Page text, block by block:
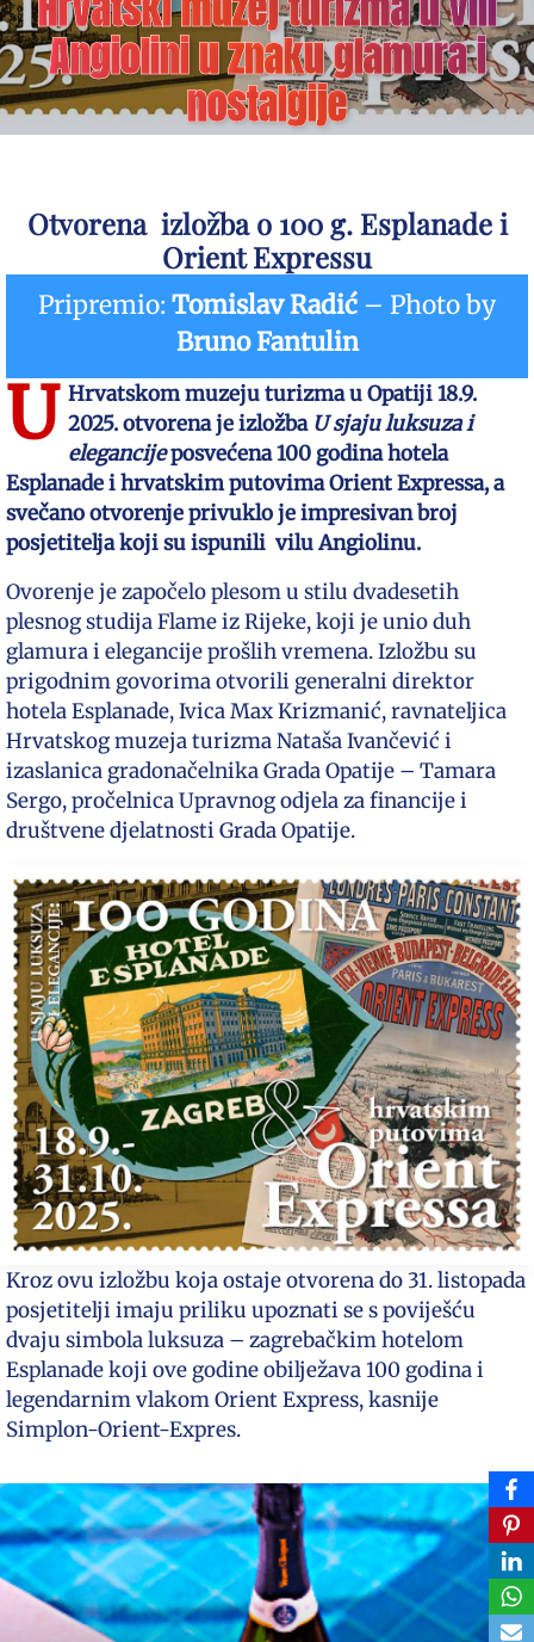
Angiolini u znaku glamura i
nostalgije
Otvorena izložba o 100 g. Esplanade i
Orient Expressu
Pripremio: Tomislav Radić – Photo by
Bruno Fantulin
U Hrvatskom muzeju turizma u Opatiji 18.9.
2025. otvorena je izložba U sjaju luksuza i
elegancijeposvećena 100 godina hotela
Esplanade i hrvatskim putovima Orient Expressa, a
svečano otvorenje privuklo je impresivan broj
posjetitelja koji su ispunili vilu Angiolinu.
Ovorenje je započelo plesom u stilu dvadesetih
plesnog studija Flame iz Rijeke, koji je unio duh
glamura i elegancije prošlih vremena. Izložbu su
prigodnim govorima otvorili generalni direktor
hotela Esplanade, Ivica Max Krizmanić, ravnateljica
Hrvatskog muzeja turizma Nataša Ivančević i
izaslanica gradonačelnika Grada Opatije – Tamara
Sergo, pročelnica Upravnog odjela za financije i
društvene djelatnosti Grada Opatije.
Kroz ovu izložbu koja ostaje otvorena do 31. listopada
posjetitelji imaju priliku upoznati se s poviješću
dvaju simbola luksuza – zagrebačkim hotelom
Esplanade koji ove godine obilježava 100 godina i
legendarnim vlakom Orient Express, kasnije
Simplon-Orient-Expres.